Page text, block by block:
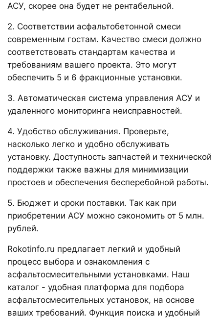
АСУ, скорее она будет не рентабельной.
2. Соответствии асфальтобетонной смеси
современным гостам. Качество смеси должно
соответствовать стандартам качества и
требованиям вашего проекта. Это могут
обеспечить 5 и 6 фракционные установки.
3. Автоматическая система управления АСУ и
удаленного мониторинга неисправностей.
4. Удобство обслуживания. Проверьте,
насколько легко и удобно обслуживать
установку. Доступность запчастей и технической
поддержки также важны для минимизации
простоев и обеспечения бесперебойной работы.
5. Бюджет и сроки поставки. Так как при
приобретении АСУ можно сэкономить от 5 млн.
рублей.
Rokotinfo.ru предлагает легкий и удобный
процесс выбора и ознакомления с
асфальтосмесительными установками. Наш
каталог - удобная платформа для подбора
асфальтосмесительных установок, на основе
ваших требований. Функция поиска и удобный